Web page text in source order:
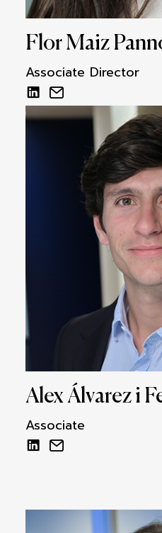
Flor Maiz
Associate Director
Alex Álvarez i
Associate